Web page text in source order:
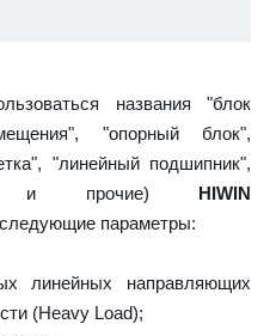
названия "блок
"опорный блок",
"линейный подшипник",
и прочие) HIWIN
параметры:
линейных направляющих
(Heavy Load);